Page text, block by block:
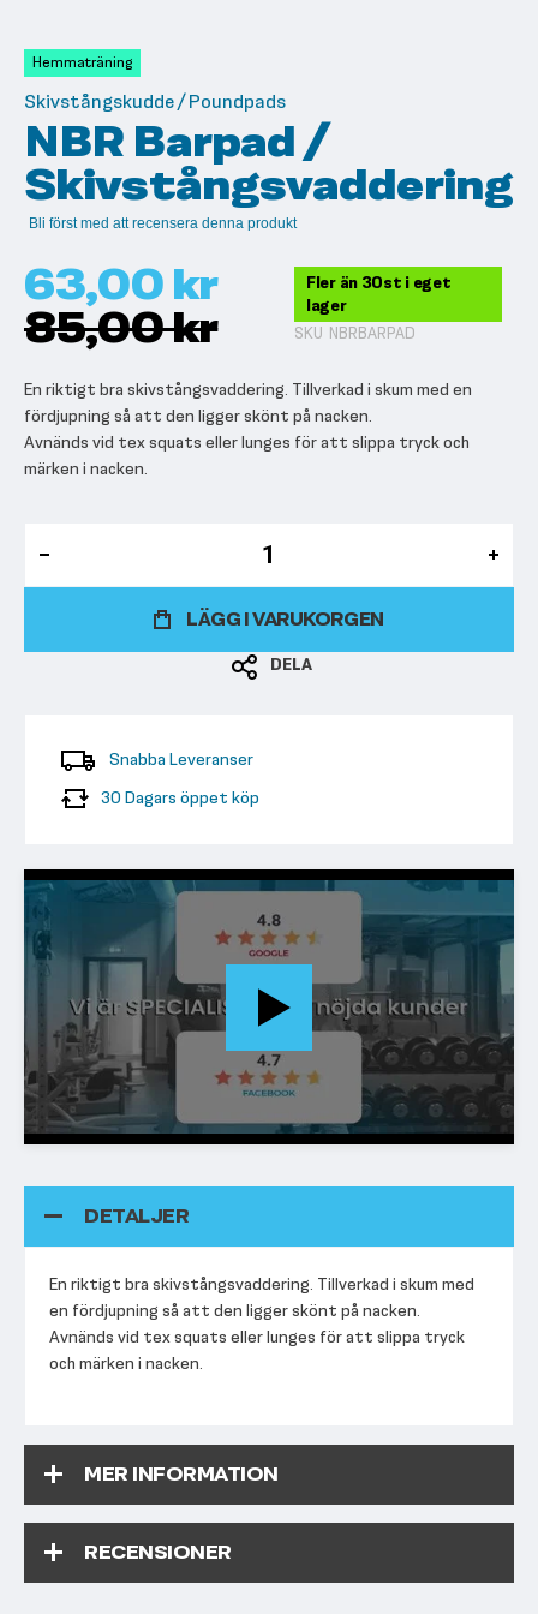
av
bildgalleriet
Hemmaträning
Skivstångskudde / Poundpads
NBR Barpad /
Skivstångsvaddering
Bli först med att recensera denna produkt
63,00 kr
85,00 kr
Fler än 30st i eget
lager
SKU NBRBARPAD
En riktigt bra skivstångsvaddering. Tillverkad i skum med en
fördjupning så att den ligger skönt på nacken.
Avnänds vid tex squats eller lunges för att slippa tryck och
märken i nacken.
LÄGG I VARUKORGEN
DELA
Snabba Leveranser
30 Dagars öppet köp
DETALJER
En riktigt bra skivstångsvaddering. Tillverkad i skum med
en fördjupning så att den ligger skönt på nacken.
Avnänds vid tex squats eller lunges för att slippa tryck
och märken i nacken.
MER INFORMATION
RECENSIONER